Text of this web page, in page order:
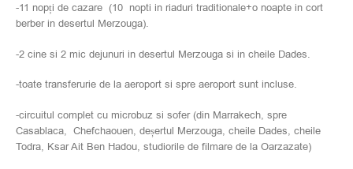
-11 nopți de cazare (10 nopti in riaduri traditionale+o noapte in cort
berber in desertul Merzouga).
-2 cine si 2 mic dejunuri in desertul Merzouga si in cheile Dades.
-toate transferurie de la aeroport si spre aeroport sunt incluse.
-circuitul complet cu microbuz si sofer (din Marrakech, spre
Casablaca, Chefchaouen, deșertul Merzouga, cheile Dades, cheile
Todra, Ksar Ait Ben Hadou, studiorile de filmare de la Oarzazate)